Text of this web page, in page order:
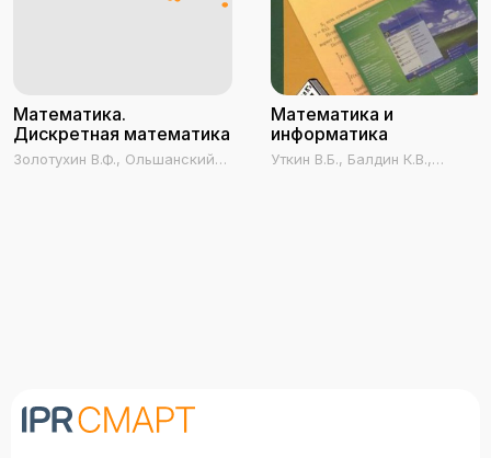
Математика.
Дискретная математика
Золотухин В.Ф., Ольшанский
Математика и
информатика
Уткин В.Б., Балдин К.В.,